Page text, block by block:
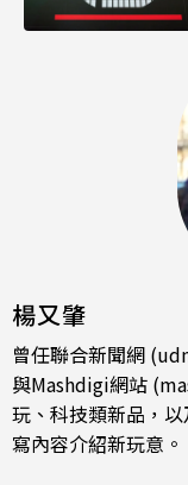
楊又肇
曾任聯合新聞網
與Mashdigi網站
玩、科技類新品，
寫內容介紹新玩意。